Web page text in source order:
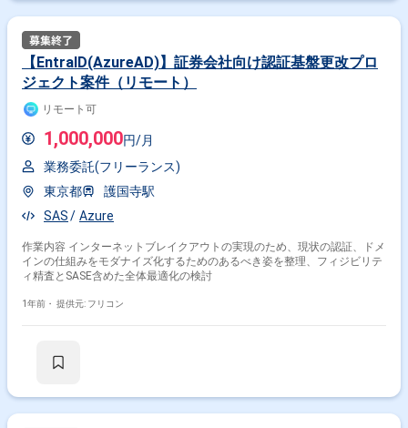
【EntraID(AzureAD)】証券会社向け認証基盤更改プロ
ジェクト案件（リモート）
リモート可
1,000,000円/月
業務委託(フリーランス)
東京都
護国寺駅
SAS
Azure
作業内容 インターネットブレイクアウトの実現のため、現状の認証、ドメ
インの仕組みをモダナイズ化するためのあるべき姿を整理、フィジビリテ
ィ精査とSASE含めた全体最適化の検討
1年前・ 提供元: フリコン